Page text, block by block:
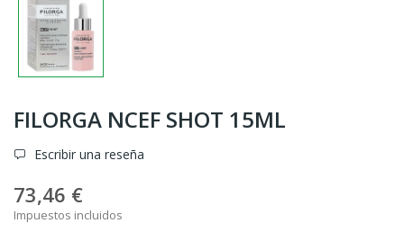
FILORGA NCEF SHOT 15ML
Escribir una reseña
73,46 €
Impuestos incluidos